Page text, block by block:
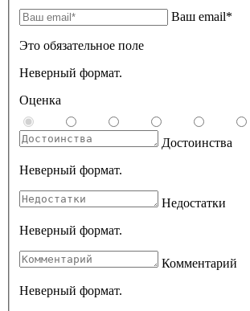
Ваш email*
Это обязательное поле
Неверный формат.
Оценка
Достоинства
Неверный формат.
Недостатки
Неверный формат.
Комментарий
Неверный формат.